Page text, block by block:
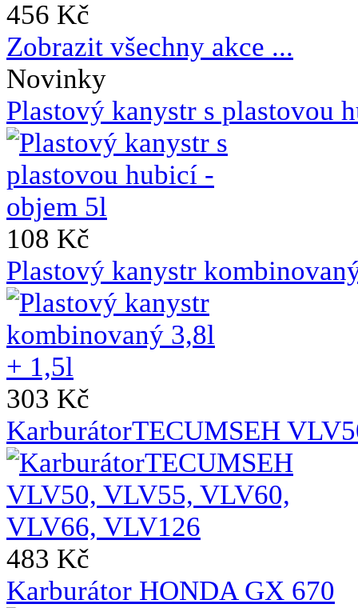
456 Kč
Zobrazit všechny akce ...
Novinky
Plastový kanystr s plastovou
108 Kč
Plastový kanystr
303 Kč
KarburátorTECUMSEH
483 Kč
Karburátor HONDA GX 670